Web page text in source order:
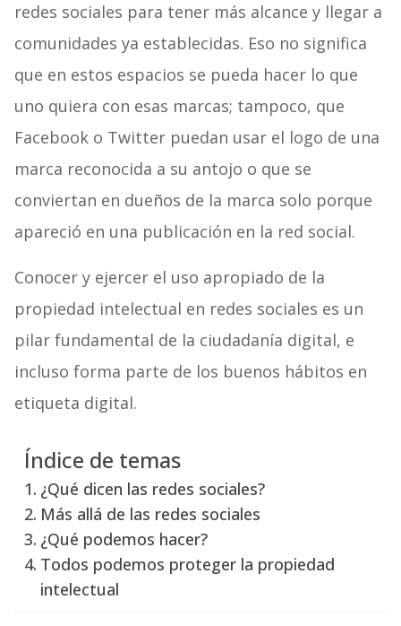
redes sociales para tener más alcance y llegar a
comunidades ya establecidas. Eso no significa
que en estos espacios se pueda hacer lo que
uno quiera con esas marcas; tampoco, que
Facebook o Twitter puedan usar el logo de una
marca reconocida a su antojo o que se
conviertan en dueños de la marca solo porque
apareció en una publicación en la red social.
Conocer y ejercer el uso apropiado de la
propiedad intelectual en redes sociales es un
pilar fundamental de la ciudadanía digital, e
incluso forma parte de los buenos hábitos en
etiqueta digital.
Índice de temas
¿Qué dicen las redes sociales?
Más allá de las redes sociales
¿Qué podemos hacer?
Todos podemos proteger la propiedad
intelectual